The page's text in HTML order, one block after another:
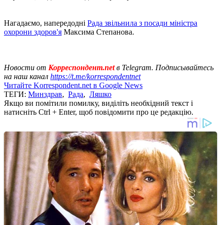
Нагадаємо, напередодні Рада звільнила з посади міністра
охорони здоров'я Максима Степанова.
Новости от Корреспондент.netв Telegram. Подписывайтесь
на наш канал https://t.me/korrespondentnet
Читайте Korrespondent.net в Google News
ТЕГИ: Минздрав, Рада, Ляшко
Якщо ви помітили помилку, виділіть необхідний текст і
натисніть Ctrl + Enter, щоб повідомити про це редакцію.